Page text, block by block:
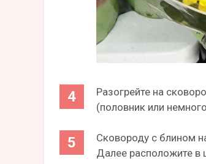
Разогрейте на
(половник или
Сковороду с блином
Далее расположите в